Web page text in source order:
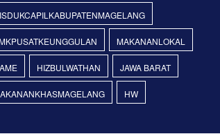
MAKANANLOKAL
HIZBULWATHAN JAWA BARAT
HW